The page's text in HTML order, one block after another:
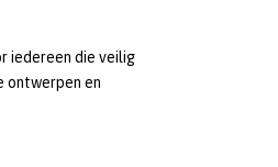
iedereen die veilig
ontwerpen en